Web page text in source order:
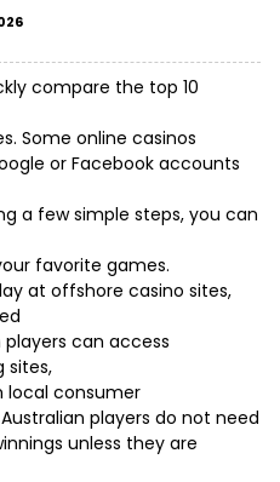
compare the top 10
Some online casinos
or Facebook accounts
a few simple steps, you can
favorite games.
at offshore casino sites,
can access
sites,
consumer
players do not need
unless they are